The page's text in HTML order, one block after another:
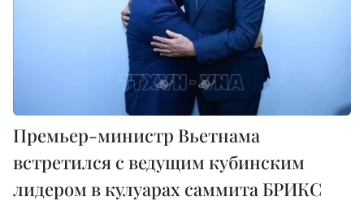
Премьер-министр Вьетнама
встретился с ведущим кубинским
лидером в кулуарах саммита БРИКС